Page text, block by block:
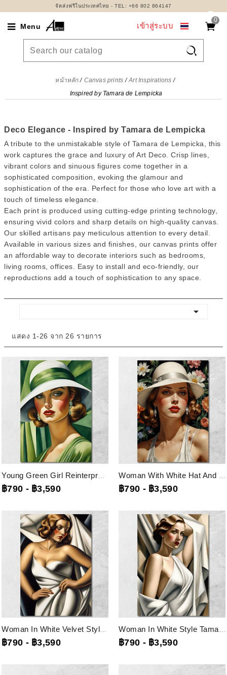
จัดส่งฟรีในประเทศไทย - TEL: +66 802 864147
Menu
0

เข้าสู่ระบบ
หน้าหลัก Canvas prints
Art Inspirations
Inspired by Tamara de Lempicka
Deco Elegance - Inspired by Tamara de Lempicka
A tribute to the unmistakable style of Tamara de Lempicka, this
work captures the grace and luxury of Art Deco. Crisp lines,
vibrant colors and sinuous figures come together in a
sophisticated composition, evoking the glamour and
sophistication of the era. Perfect for those who love art with a
touch of timeless elegance.
Each print is produced using cutting-edge printing technology,
ensuring vivid colors and sharp details on high-quality canvas.
Our skilled artisans pay meticulous attention to every detail.
Available in various sizes and finishes, our canvas prints offer
an affordable way to decorate interiors such as bedrooms,
living rooms, offices. Easy to install and eco-friendly, our
reproductions add a touch of sophistication to any space.

แสดง 1-26 จาก 26 รายการ
฿790 - ฿3,590 ฿790 - ฿3,590
฿790 - ฿3,590 ฿790 - ฿3,590